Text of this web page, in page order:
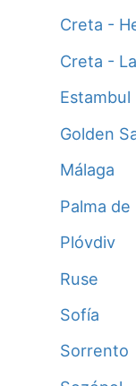
Creta -
Creta -
Estambul
Golden
Málaga
Palma de
Plóvdiv
Ruse
Sofía
Sorrento